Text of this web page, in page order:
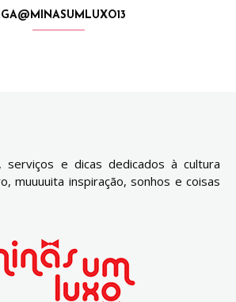
serviços e dicas dedicados à cultura
muuuuita inspiração, sonhos e coisas